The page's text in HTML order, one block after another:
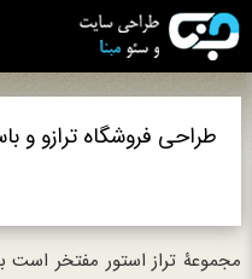
طراحی فروشگاه ترازو و